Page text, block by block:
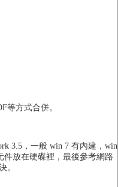
等方式合併。
3.5，一般 win 7 有內建，win
件放在硬碟裡，最後參考網路
。